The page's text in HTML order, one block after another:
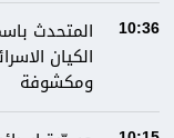
10:36
المتحدث
الكيان
ومكشوفة